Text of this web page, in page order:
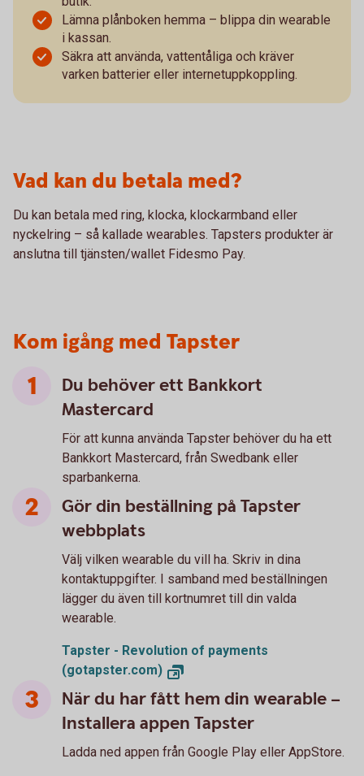
Lämna plånboken hemma – blippa din wearable
i kassan.
Säkra att använda, vattentåliga och kräver
varken batterier eller internetuppkoppling.
Vad kan du betala med?
Du kan betala med ring, klocka, klockarmband eller
nyckelring – så kallade wearables. Tapsters produkter är
anslutna till tjänsten/wallet Fidesmo Pay.
Kom igång med Tapster
Du behöver ett Bankkort
Mastercard
För att kunna använda Tapster behöver du ha ett
Bankkort Mastercard, från Swedbank eller
sparbankerna.
Gör din beställning på Tapster
webbplats
Välj vilken wearable du vill ha. Skriv in dina
kontaktuppgifter. I samband med beställningen
lägger du även till kortnumret till din valda
wearable.
Tapster - Revolution of payments
(gotapster.com)
När du har fått hem din wearable –
Installera appen Tapster
Ladda ned appen från Google Play eller AppStore.